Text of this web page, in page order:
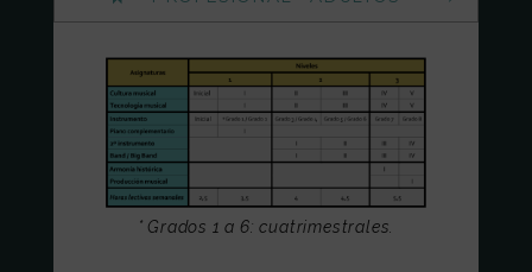
* Grados 1 a 6: cuatrimestrales.